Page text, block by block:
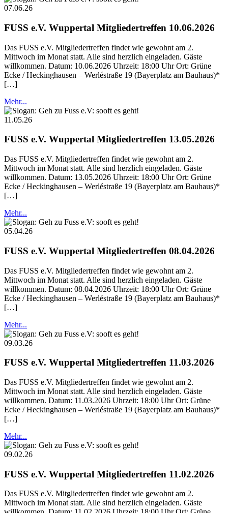
07.06.26
FUSS e.V. Wuppertal Mitgliedertreffen 10.06.2026
Das FUSS e.V. Mitgliedertreffen findet wie gewohnt am 2.
Mittwoch im Monat statt. Alle sind herzlich eingeladen. Gäste
willkommen. Datum: 10.06.2026 Uhrzeit: 18:00 Uhr Ort: Grüne
Ecke / Heckinghausen – Werléstraße 19 (Bayerplatz am Bauhaus)*
[…]
Mehr...
11.05.26
FUSS e.V. Wuppertal Mitgliedertreffen 13.05.2026
Das FUSS e.V. Mitgliedertreffen findet wie gewohnt am 2.
Mittwoch im Monat statt. Alle sind herzlich eingeladen. Gäste
willkommen. Datum: 13.05.2026 Uhrzeit: 18:00 Uhr Ort: Grüne
Ecke / Heckinghausen – Werléstraße 19 (Bayerplatz am Bauhaus)*
[…]
Mehr...
05.04.26
FUSS e.V. Wuppertal Mitgliedertreffen 08.04.2026
Das FUSS e.V. Mitgliedertreffen findet wie gewohnt am 2.
Mittwoch im Monat statt. Alle sind herzlich eingeladen. Gäste
willkommen. Datum: 08.04.2026 Uhrzeit: 18:00 Uhr Ort: Grüne
Ecke / Heckinghausen – Werléstraße 19 (Bayerplatz am Bauhaus)*
[…]
Mehr...
09.03.26
FUSS e.V. Wuppertal Mitgliedertreffen 11.03.2026
Das FUSS e.V. Mitgliedertreffen findet wie gewohnt am 2.
Mittwoch im Monat statt. Alle sind herzlich eingeladen. Gäste
willkommen. Datum: 11.03.2026 Uhrzeit: 18:00 Uhr Ort: Grüne
Ecke / Heckinghausen – Werléstraße 19 (Bayerplatz am Bauhaus)*
[…]
Mehr...
09.02.26
FUSS e.V. Wuppertal Mitgliedertreffen 11.02.2026
Das FUSS e.V. Mitgliedertreffen findet wie gewohnt am 2.
Mittwoch im Monat statt. Alle sind herzlich eingeladen. Gäste